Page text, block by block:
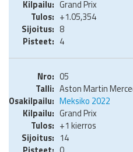
Grand Prix
+1.05,354
8
4
05
Aston Martin
Meksiko 2022
Grand Prix
+1 kierros
14